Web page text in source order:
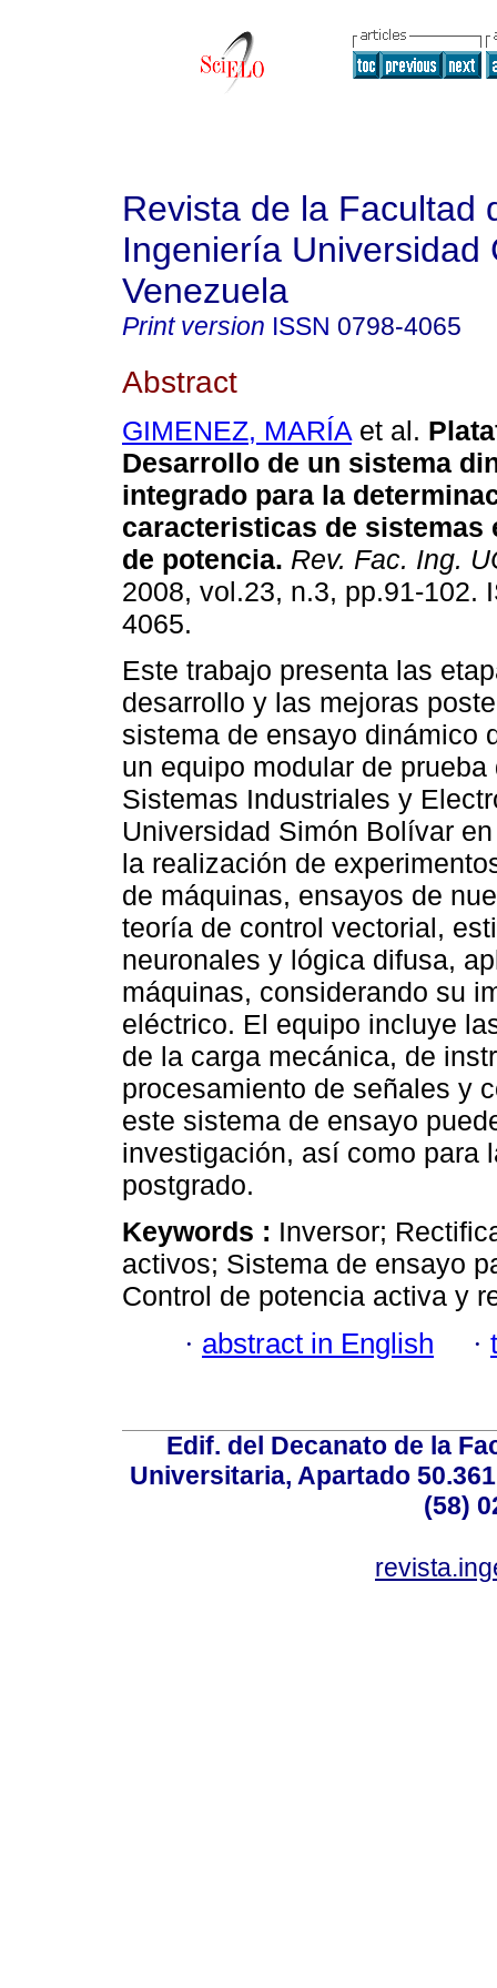
Revista de la Facultad
Ingeniería Universidad
Venezuela
Print version ISSN 0798-4065
Abstract
GIMENEZ, MARÍA et al.
Desarrollo de un sistema
integrado para la
caracteristicas de sistemas
de potencia. Rev. Fac. Ing.
2008, vol.23, n.3, pp.91-102.
4065.
Este trabajo presenta las
desarrollo y las mejoras
sistema de ensayo dinámico
un equipo modular de
Sistemas Industriales y
Universidad Simón Bolívar
la realización de
de máquinas, ensayos de
teoría de control vectorial,
neuronales y lógica difusa,
máquinas, considerando su
eléctrico. El equipo incluye
de la carga mecánica, de
procesamiento de señales y
este sistema de ensayo
investigación, así como para
postgrado.
Keywords : Inversor;
activos; Sistema de ensayo
Control de potencia activa y
· abstract in English ·
Edif. del Decanato de la
Universitaria, Apartado
(58)